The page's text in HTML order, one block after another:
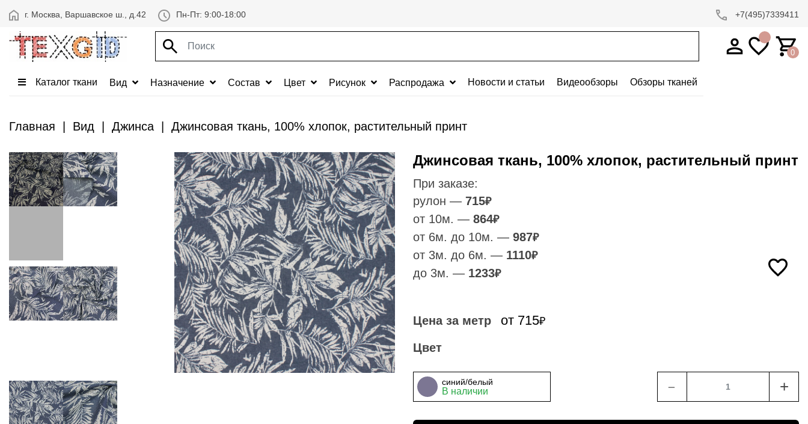
г. Москва, Варшавское ш., д.42 Пн-Пт: 9:00-18:00 +7(495)7339411
0
Каталог ткани Вид Назначение Состав Цвет Рисунок Распродажа Новости и статьи Видеообзоры Обзоры тканей
Главная Вид Джинса Джинсовая ткань, 100% хлопок, растительный принт
Джинсовая ткань, 100% хлопок, растительный принт
При заказе:
рулон — 715₽
от 10м. — 864₽
от 6м. до 10м. — 987₽
от 3м. до 6м. — 1110₽
до 3м. — 1233₽
Цена за метр от 715₽
Цвет
синий/белый
В наличии ﹣ +